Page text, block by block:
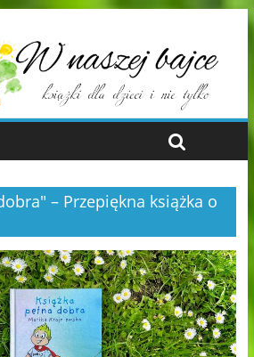
– Przepiękna książka o